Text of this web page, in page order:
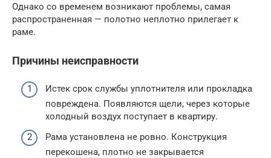
Однако со временем возникают проблемы, самая
распространенная — полотно неплотно прилегает к
раме.
Причины неисправности
Истек срок службы уплотнителя или прокладка
повреждена. Появляются щели, через которые
холодный воздух поступает в квартиру.
Рама установлена не ровно. Конструкция
перекошена, плотно не закрывается